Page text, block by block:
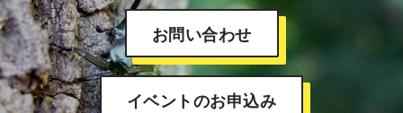
お問い合わせ
イベントのお申込み